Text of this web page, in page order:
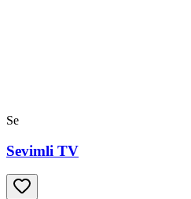
Se
Sevimli TV